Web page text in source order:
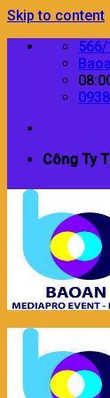
Skip to content
566/
Công Ty